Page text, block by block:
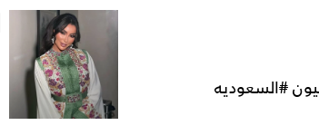
#السعوديه